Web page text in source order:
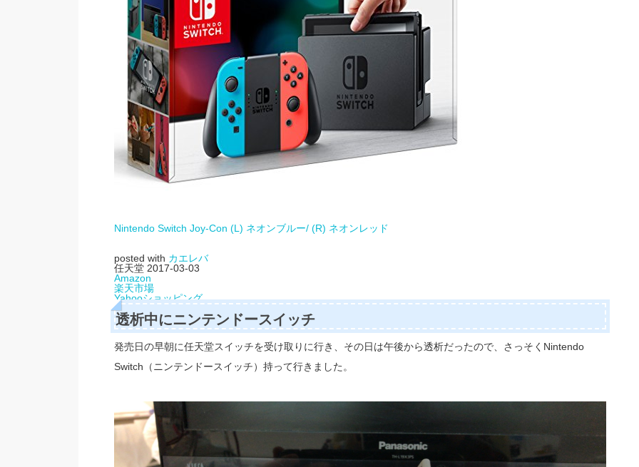
Nintendo Switch Joy-Con (L) ネオンブルー/ (R) ネオンレッド
posted with カエレバ
任天堂 2017-03-03
Amazon
楽天市場
Yahooショッピング
透析中にニンテンドースイッチ
発売日の早朝に任天堂スイッチを受け取りに行き、その日は午後から透析だったので、さっそくNintendo
Switch（ニンテンドースイッチ）持って行きました。